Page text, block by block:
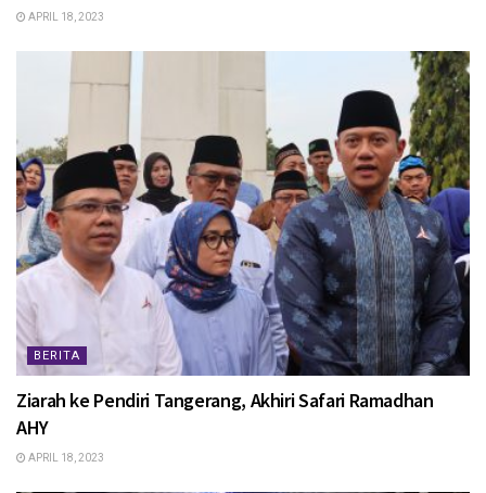
APRIL 18, 2023
BERITA
Ziarah ke Pendiri Tangerang, Akhiri Safari Ramadhan
AHY
APRIL 18, 2023